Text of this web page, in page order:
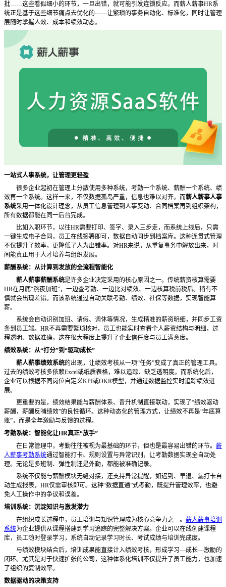
批……这些看似细小的环节，一旦出错，就可能引发连锁反应。而薪人薪事HR系
统正是基于这些细节痛点去优化的——让繁琐的事务自动化、标准化，同时让管理
层随时掌握人效、成本和绩效动态。
一站式人事系统，让管理更轻盈
很多企业起初在管理上分散使用多种系统，考勤一个系统、薪酬一个系统、绩
效再一个系统。这样一来，不仅数据孤岛严重，信息也难以对齐。而薪人薪事人事
系统采用一体化设计理念，从员工信息管理到人事变动、合同档案再到组织架构，
所有数据都能在同一后台完成。
比如入职环节，以往HR需要打印、签字、录入三步走，而系统上线后，只需
一键生成电子合同，员工在线签署即可，数据自动同步到档案库。这种连贯式管理
不仅提升了效率，更降低了人为出错率。对HR来说，从重复事务中解放出来，时
间能真正用于人才培养与组织发展。
薪酬系统：从计算到发放的全流程智能化
薪人薪事薪酬系统是许多企业决定采用的核心原因之一。传统薪资核算需要
HR在月底“熬夜加班”，一边查考勤、一边比对绩效、一边核算税前税后。稍有不
慎就会出现差错。而该系统通过自动关联考勤、绩效、社保等数据，实现智能算
薪。
系统会自动识别加班、请假、调休等情况，生成精准的薪资明细，并同步工资
条到员工端。HR不再需要繁琐核对，员工也能实时查看个人薪资结构与明细，过
程透明、数据准确，这在很大程度上提升了企业信任度与员工满意度。
绩效系统：从“打分”到“驱动成长”
薪人薪事绩效系统的出现，让绩效考核从一项“任务”变成了真正的管理工具。
过去的绩效考核多依赖Excel或纸质表格，难以追踪、缺乏透明度。而系统化后，
企业可以根据不同岗位自定义KPI或OKR模型，并通过数据监控实时追踪绩效进
展。
更重要的是，绩效结果能与薪酬体系、晋升机制直接联动，实现了“绩效驱动
薪酬，薪酬反哺绩效”的良性循环。这种动态化的管理方式，让绩效不再是“年底算
账”，而是全年激励与反馈的过程。
考勤系统：智能化让HR真正“放手”
在日常管理中，考勤往往被视为最基础的环节，但也是最容易出错的环节。 薪
人薪事考勤系统通过智能打卡、规则设置与异常识别，让考勤数据实现全自动处
理。无论是多班制、弹性制还是外勤，都能被准确记录。
系统不仅能与薪酬模块无缝对接，还支持异常提醒，如迟到、早退、漏打卡自
动生成报表，HR仅需审核即可。这种“数据直通”式考勤，既提升管理效率，也避
免人工操作中的争议和误差。
培训系统：沉淀知识与激发潜力
在组织成长过程中，员工培训与知识管理成为核心竞争力之一。 薪人薪事培训
系统为企业提供从课程搭建到学习追踪的完整解决方案。企业可以在线创建课程
库，员工随时登录学习，系统自动记录学习时长、考试成绩与培训完成度。
与绩效模块结合后，培训成果能直接计入绩效考核，形成学习—成长—激励的
闭环。尤其是对于快速扩张的公司，这种体系化培训不仅提升了员工能力，也加速
了组织的复制效率。
数据驱动的决策支持